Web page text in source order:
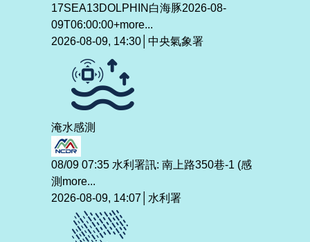
17SEA13DOLPHIN白海豚2026-08-
09T06:00:00+more...
2026-08-09, 14:30│中央氣象署
淹水感測
08/09 07:35 水利署訊: 南上路350巷-1 (感
測 more...
2026-08-09, 14:07│水利署